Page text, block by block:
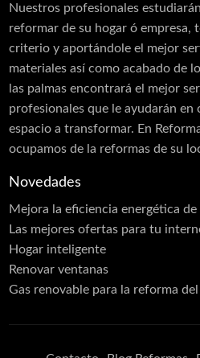
Nuestros profesionales
reformar de su hogar ó empresa,
criterio y aportándole el mejor
materiales así como acabado de
las palmas encontrará el mejor
profesionales que le ayudarán en
espacio a transformar. En
ocupamos de la reformas de su
Novedades
Mejora la eficiencia energética de
Las mejores ofertas para tu
Hogar inteligente
Renovar ventanas
Gas renovable para la reforma